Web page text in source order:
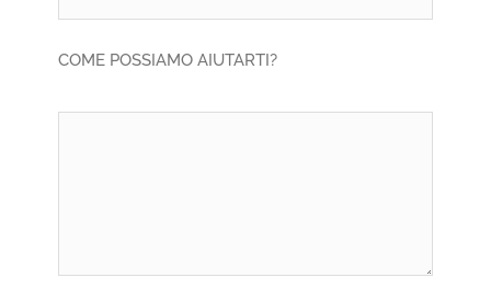
COME POSSIAMO AIUTARTI?